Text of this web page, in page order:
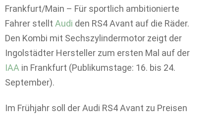
Frankfurt/Main – Für sportlich ambitionierte
Fahrer stellt Audi den RS4 Avant auf die Räder.
Den Kombi mit Sechszylindermotor zeigt der
Ingolstädter Hersteller zum ersten Mal auf der
IAA in Frankfurt (Publikumstage: 16. bis 24.
September).
Im Frühjahr soll der Audi RS4 Avant zu Preisen